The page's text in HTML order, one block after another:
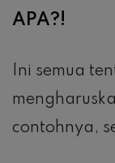
APA?!
Ini semua
contohnya,